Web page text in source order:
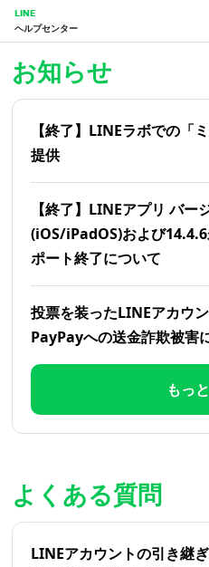
LINE
ヘルプセンター
お知らせ
【終了】LINEラボでの「
提供
【終了】LINEアプリ バー
(iOS/iPadOS)および
ポート終了について
投票を装ったLINEアカウ
PayPayへの送金詐欺被害
もっ
よくある質問
LINEアカウントの引き継